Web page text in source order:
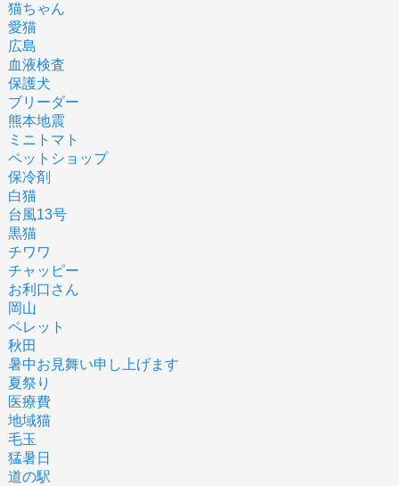
猫ちゃん
愛猫
広島
血液検査
保護犬
ブリーダー
熊本地震
ミニトマト
ペットショップ
保冷剤
白猫
台風13号
黒猫
チワワ
チャッピー
お利口さん
岡山
ペレット
秋田
暑中お見舞い申し上げます
夏祭り
医療費
地域猫
毛玉
猛暑日
道の駅